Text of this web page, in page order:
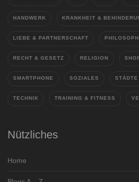
HANDWERK KRANKHEIT &
LIEBE & PARTNERSCHAFT
RECHT & GESETZ RELIGION
SMARTPHONE SOZIALES
TECHNIK TRAINING & FITNESS
Nützliches
Home